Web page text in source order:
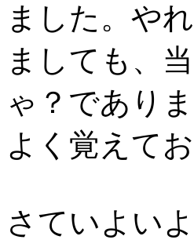
ました。や
ましても、
ゃ？であり
よく覚えて
さていよい